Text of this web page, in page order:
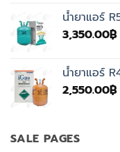
น้ำยาแอร์
3,350.00฿
น้ำยาแอร์
2,550.00฿
SALE PAGES